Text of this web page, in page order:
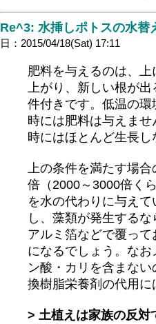
Re^3: 水挿しポトスの水替
日：2015/04/18(Sat) 17:11
肥料を与えるのは、
上がり、新しい根が
件付きです。低温の
時には肥料は与えま
時にはほとんど生長し
上の条件を満たす場
倍（2000～3000倍く
を水の代わりに与え
し、藻類が発生する
アルミ箔などで覆っ
になるでしょう。なお
ン酸・カリを含まな
換樹脂栄養剤の代用に
> 土植えは家族の反対